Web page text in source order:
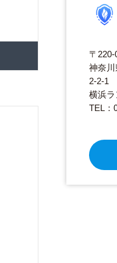
〒220-
神奈
2-2-1
横浜
TEL：